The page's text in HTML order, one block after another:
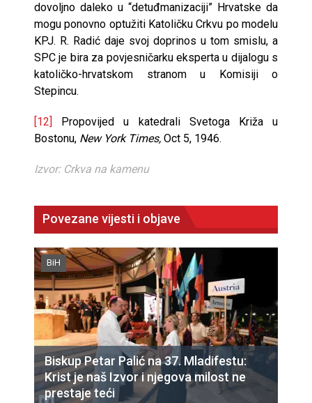
dovoljno daleko u “detuđmanizaciji” Hrvatske da
mogu ponovno optužiti Katoličku Crkvu po modelu
KPJ. R. Radić daje svoj doprinos u tom smislu, a
SPC je bira za povjesničarku eksperta u dijalogu s
katoličko-hrvatskom stranom u Komisiji o
Stepincu.
[12]
Propovijed u katedrali Svetoga Križa u
Bostonu, New York Times, Oct 5, 1946.
Izvor: Crkva na kamenu
Povezane vijesti i objave
BiH
Biskup Petar Palić na 37. Mladifestu:
Krist je naš Izvor i njegova milost ne
prestaje teći